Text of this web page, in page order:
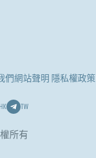
們網站聲明 隱私權政策
HK TW
所有